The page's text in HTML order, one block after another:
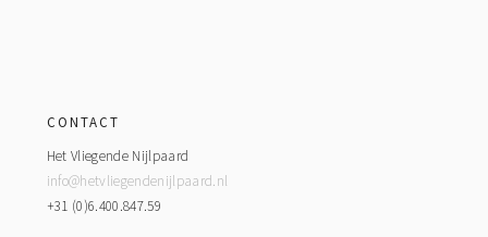
CONTACT
Het Vliegende Nijlpaard
info@hetvliegendenijlpaard.nl
+31 (0)6.400.847.59